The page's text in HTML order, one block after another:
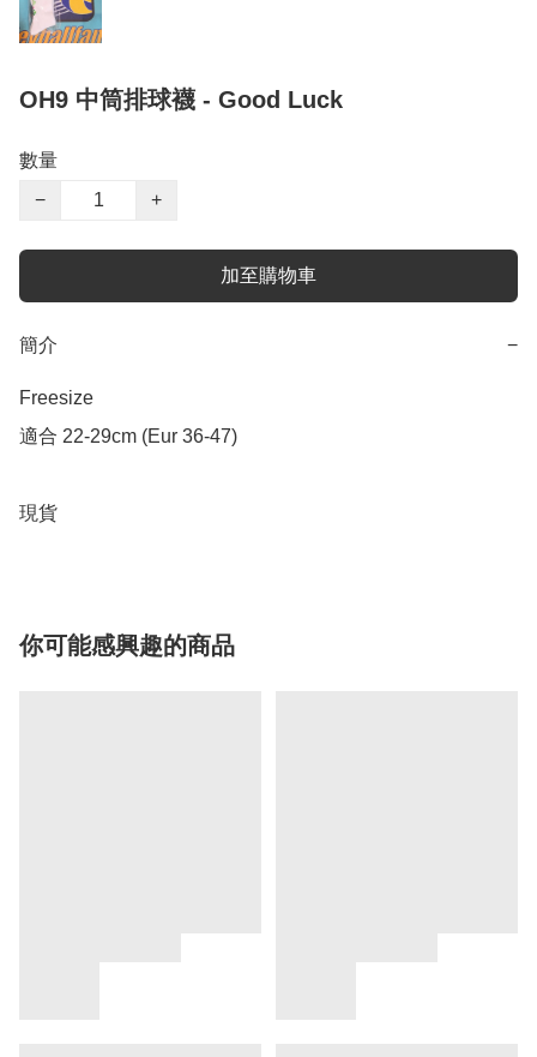
OH9 中筒排球襪 - Good Luck
數量
−
+
加至購物車
簡介 −
Freesize
適合 22-29cm (Eur 36-47)
現貨
你可能感興趣的商品